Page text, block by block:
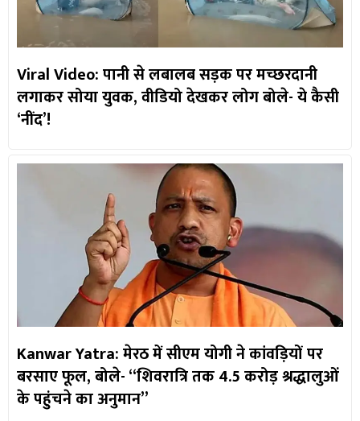
Viral Video: पानी से लबालब सड़क पर मच्छरदानी
लगाकर सोया युवक, वीडियो देखकर लोग बोले- ये कैसी
‘नींद’!
Kanwar Yatra: मेरठ में सीएम योगी ने कांवड़ियों पर
बरसाए फूल, बोले- “शिवरात्रि तक 4.5 करोड़ श्रद्धालुओं
के पहुंचने का अनुमान”